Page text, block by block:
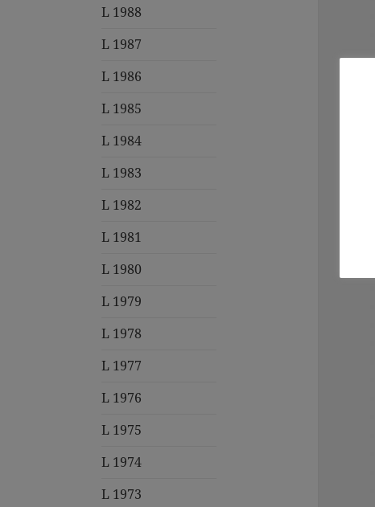
L 1988
L 1987
L 1986
L 1985
L 1984
L 1983
L 1982
L 1981
L 1980
L 1979
L 1978
L 1977
L 1976
L 1975
L 1974
L 1973